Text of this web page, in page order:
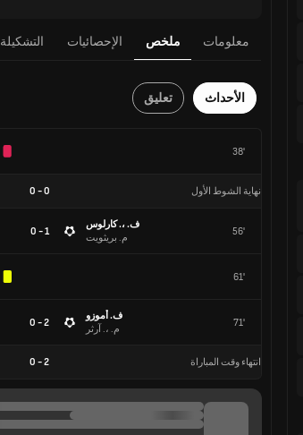
معلومات ملخص الإحصائيات التشكيلة
الأحداث تعليق
38'
نهاية الشوط الأول 0
-
0
56'
ف. ،. كارلوس
م. بريثويت
1 - 0
61'
71'
ف. أموزو
م. ،. آرثر
2 - 0
انتهاء وقت المباراة 2
-
0